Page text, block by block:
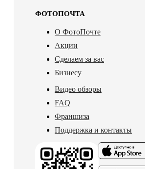
ФОТОПОЧТА
О ФотоПочте
Акции
Сделаем за вас
Бизнесу
Видео обзоры
FAQ
Франшиза
Поддержка и контакты